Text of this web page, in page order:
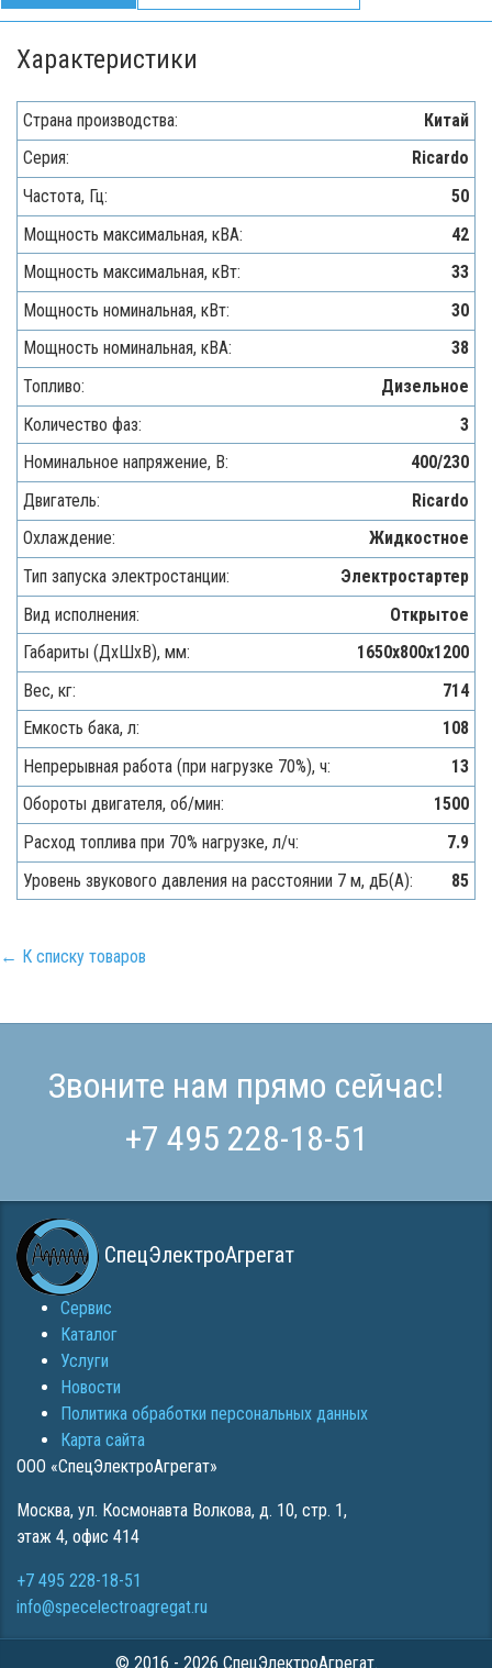
Характеристики
Страна производства:
Китай
Серия:
Ricardo
Частота, Гц:
50
Мощность максимальная, кВA:
42
Мощность максимальная, кВт:
33
Мощность номинальная, кВт:
30
Мощность номинальная, кВА:
38
Топливо:
Дизельное
Количество фаз:
3
Номинальное напряжение, В:
400/230
Двигатель:
Ricardo
Охлаждение:
Жидкостное
Тип запуска электростанции:
Электростартер
Вид исполнения:
Открытое
Габариты (ДхШхВ), мм:
1650х800х1200
Вес, кг:
714
Емкость бака, л:
108
Непрерывная работа (при нагрузке 70%), ч:
13
Обороты двигателя, об/мин:
1500
Расход топлива при 70% нагрузке, л/ч:
7.9
Уровень звукового давления на расстоянии 7 м, дБ(A):
85
← К списку товаров
Звоните нам прямо сейчас!
+7 495 228-18-51
СпецЭлектроАгрегат
Сервис
Каталог
Услуги
Новости
Политика обработки персональных данных
Карта сайта
ООО «СпецЭлектроАгрегат»
Москва, ул. Космонавта Волкова, д. 10, стр. 1,
этаж 4, офис 414
+7 495 228-18-51
info@specelectroagregat.ru
© 2016 - 2026 СпецЭлектроАгрегат.